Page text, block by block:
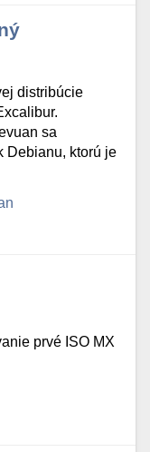
distribúcie
sa
Debianu, ktorú je
prvé ISO MX